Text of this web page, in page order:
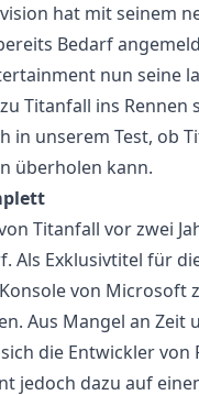
hat mit seinem
Bedarf
nun seine
Titanfall ins Rennen
in unserem Test, ob
überholen kann.
Titanfall vor zwei
Als Exklusivtitel für
von Microsoft
Aus Mangel an Zeit
die Entwickler von
jedoch dazu auf